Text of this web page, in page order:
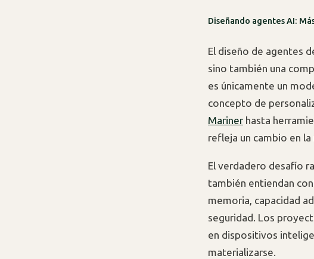
Diseñando agentes AI:
El diseño de agentes
sino también una
es únicamente un
concepto de
Mariner hasta
refleja un cambio en
El verdadero desafío
también entiendan
memoria, capacidad
seguridad. Los
en dispositivos
materializarse.